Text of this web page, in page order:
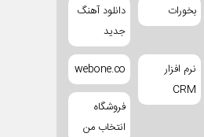
بخورات
دانلود آهنگ
جدید
نرم افزار
CRM
webone.co
فروشگاه
انتخاب من